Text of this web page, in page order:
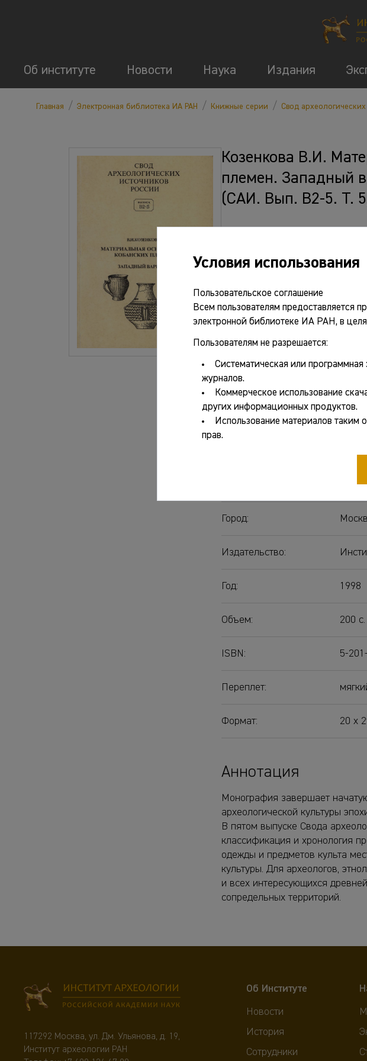
Об институте Новости Наука Издания
Главная / Электронная библиотека ИА РАН / Книжные серии / Свод
Козенкова В.И.
племен. Западный
(САИ. Вып. В2-5. Т.
Авторы:
Название:
Вып.
Город:
Издательство:
Год: 1998
Объем: 200 с.
ISBN: 5-
Переплет:
Формат: 20 х
Аннотация
Монография завершает
археологической культуры
В пятом выпуске Свода
классификация и хронология
одежды и предметов культа
культуры. Для археологов,
и всех интересующихся
сопредельных территорий.
117292 Москва, ул. Дм. Ульянова, д. 19,
Институт археологии РАН
Об Институте
Новости
История
Сотрудники
Условия использования
Пользовательское соглашение
Всем пользователям предоставляется
электронной библиотеке ИА РАН, в
Пользователям не разрешается:
Систематическая или программная
журналов.
Коммерческое использование
других информационных продуктов.
Использование материалов таким
прав.